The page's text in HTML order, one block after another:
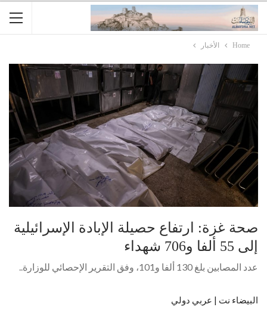
Home الأخبار
صحة غزة: ارتفاع حصيلة الإبادة الإسرائيلية
إلى 55 ألفا و706 شهداء
عدد المصابين بلغ 130 ألفا و101، وفق التقرير الإحصائي للوزارة..
البيضاء نت | عربي دولي